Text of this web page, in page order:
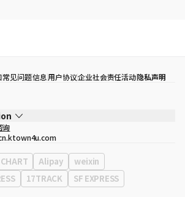
常见问题信息用户协议企业社会责任活动隐私声明
区 岭东大路 513号 3楼 （三成洞， coex)
询
Alipay
weixin
17TRACK SF EXPRESS